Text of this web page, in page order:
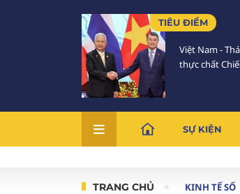
TIÊU ĐIỂM
Việt Nam -
thực chất
SỰ KIỆN
TRANG CHỦ KINH TẾ SỐ